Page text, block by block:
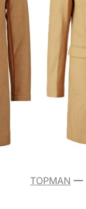
TOPMAN —